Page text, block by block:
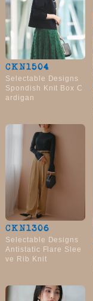
CKN1504
Selectable Designs
Spondish Knit Box C
ardigan
CKN1306
Selectable Designs
Antistatic Flare Slee
ve Rib Knit